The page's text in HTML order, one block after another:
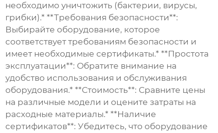
необходимо уничтожить (бактерии, вирусы,
грибки).* **Требования безопасности**:
Выбирайте оборудование, которое
соответствует требованиям безопасности и
имеет необходимые сертификаты.* **Простота
эксплуатации**: Обратите внимание на
удобство использования и обслуживания
оборудования.* **Стоимость**: Сравните цены
на различные модели и оцените затраты на
расходные материалы.* **Наличие
сертификатов**: Убедитесь, что оборудование